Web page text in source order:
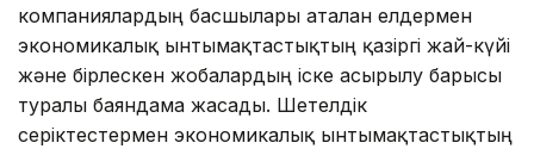
компаниялардың басшылары аталған елдермен
экономикалық ынтымақтастықтың қазіргі жай-күйі
және бірлескен жобалардың іске асырылу барысы
туралы баяндама жасады. Шетелдік
серіктестермен экономикалық ынтымақтастықтың